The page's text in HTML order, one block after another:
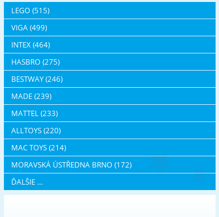
LEGO (515)
VIGA (499)
INTEX (464)
HASBRO (275)
BESTWAY (246)
MADE (239)
MATTEL (233)
ALLTOYS (220)
MAC TOYS (214)
MORAVSKÁ ÚSTŘEDNA BRNO (172)
ĎALŠIE ...